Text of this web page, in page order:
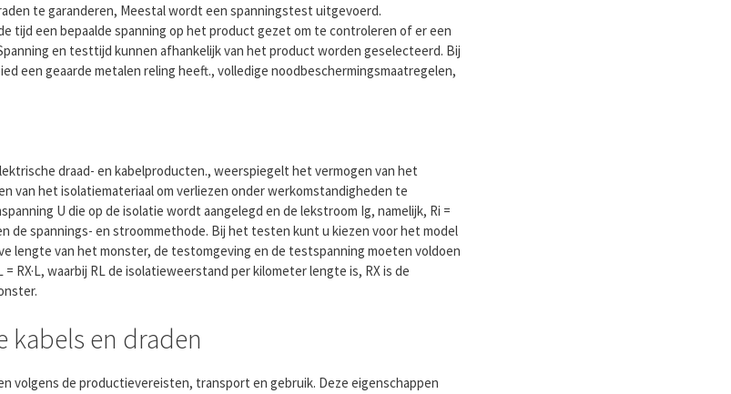
te garanderen, Meestal wordt een spanningstest uitgevoerd.
tijd een bepaalde spanning op het product gezet om te controleren of er een
en testtijd kunnen afhankelijk van het product worden geselecteerd. Bij
een geaarde metalen reling heeft., volledige noodbeschermingsmaatregelen,
draad- en kabelproducten., weerspiegelt het vermogen van het
het isolatiemateriaal om verliezen onder werkomstandigheden te
U die op de isolatie wordt aangelegd en de lekstroom Ig, namelijk, Ri =
spannings- en stroommethode. Bij het testen kunt u kiezen voor het model
van het monster, de testomgeving en de testspanning moeten voldoen
waarbij RL de isolatieweerstand per kilometer lengte is, RX is de
kabels en draden
volgens de productievereisten, transport en gebruik. Deze eigenschappen